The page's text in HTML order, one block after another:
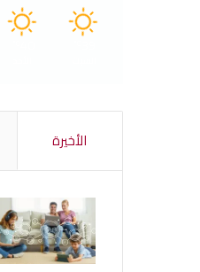
الأخيرة